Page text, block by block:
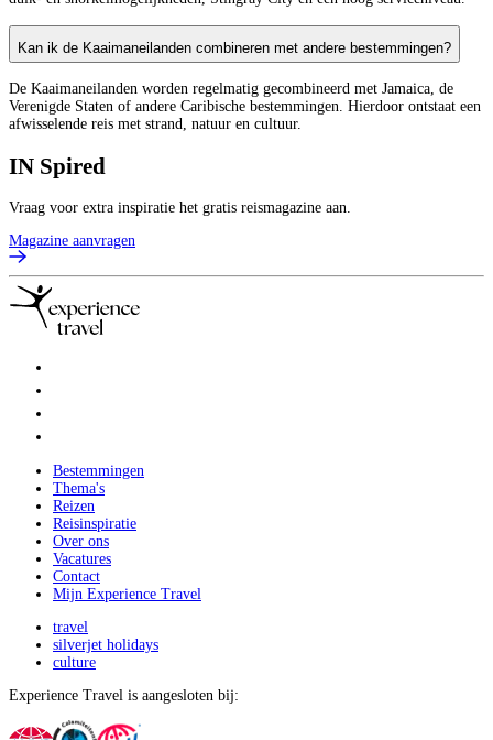
Kan ik de Kaaimaneilanden combineren met andere bestemmingen?
De Kaaimaneilanden worden regelmatig gecombineerd met Jamaica, de
Verenigde Staten of andere Caribische bestemmingen. Hierdoor ontstaat een
afwisselende reis met strand, natuur en cultuur.
IN Spired
Vraag voor extra inspiratie het gratis reismagazine aan.
Magazine aanvragen
Bestemmingen
Thema's
Reizen
Reisinspiratie
Over ons
Vacatures
Contact
Mijn Experience Travel
travel
silverjet holidays
culture
Experience Travel is aangesloten bij: